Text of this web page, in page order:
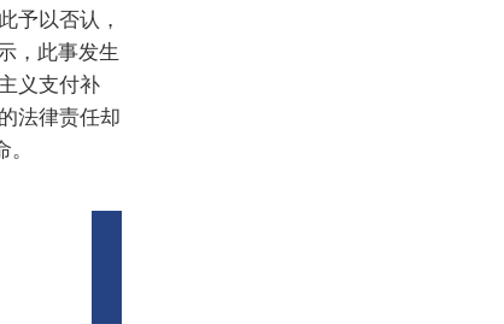
予以否认，
，此事发生
义支付补
法律责任却